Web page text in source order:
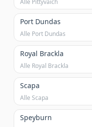
Port Dundas
Alle Port Dundas
Royal Brackla
Alle Royal Brackla
Scapa
Alle Scapa
Speyburn